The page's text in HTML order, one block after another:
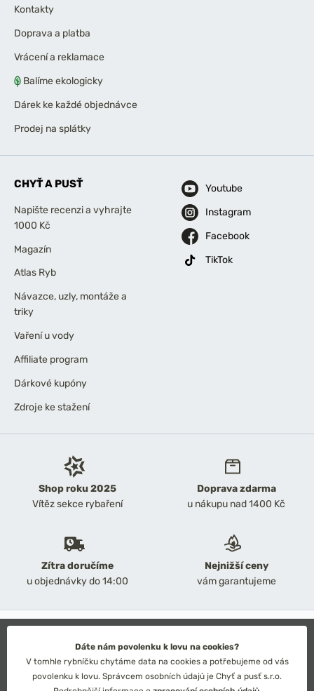
Shop roku 2025
Vítěz sekce rybaření
Doprava zdarma
u nákupu nad 1400 Kč
Zítra doručíme
u objednávky do 14:00
Nejnižší ceny
vám garantujeme
Kontakty
Doprava a platba
Vrácení a reklamace
Balíme ekologicky
Dárek ke každé objednávce
Prodej na splátky
CHYŤ A PUSŤ
Napište recenzi a vyhrajte
1000 Kč
Magazín
Atlas Ryb
Návazce, uzly, montáže a
triky
Vaření u vody
Affiliate program
Dárkové kupóny
Zdroje ke stažení
Youtube
Instagram
Facebook
TikTok
Obchodní podmínky
Ochrana osobních údajů
Technické řešení: Simplia s.r.o.
Strategický design: Petr Široký
Dáte nám povolenku k lovu na cookies?
V tomhle rybníčku chytáme data na cookies a potřebujeme od vás
povolenku k lovu. Správcem osobních údajů je Chyť a pusť s.r.o.